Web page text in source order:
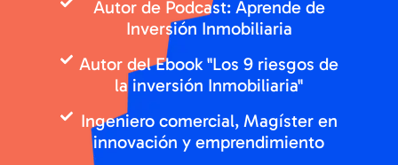
Autor de Podcast: Aprende de
Inversión Inmobiliaria
Autor del Ebook "Los 9 riesgos de
la inversión Inmobiliaria"
Ingeniero comercial, Magíster en
innovación y emprendimiento